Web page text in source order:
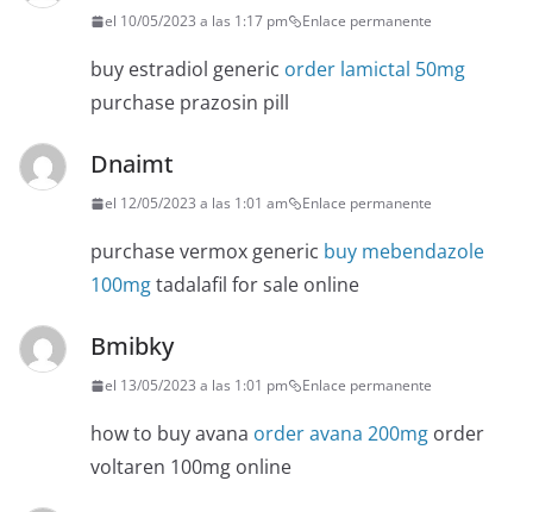
el 10/05/2023 a las 1:17 pm Enlace permanente
buy estradiol generic order lamictal 50mg
purchase prazosin pill
Dnaimt
el 12/05/2023 a las 1:01 am Enlace permanente
purchase vermox generic buy mebendazole
100mgtadalafil for sale online
Bmibky
el 13/05/2023 a las 1:01 pm Enlace permanente
how to buy avana order avana 200mg order
voltaren 100mg online